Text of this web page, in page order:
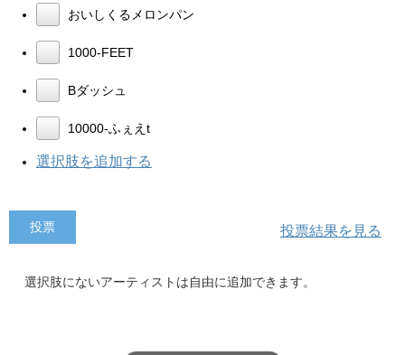
おいしくるメロンパン
1000-FEET
Bダッシュ
10000-ふぇえt
選択肢を追加する
投票結果を見る
選択肢にないアーティストは自由に追加できます。